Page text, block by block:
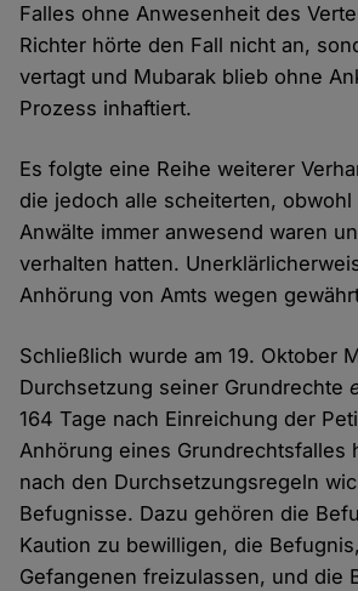
Falles ohne Anwesenheit des
Richter hörte den Fall nicht an,
vertagt und Mubarak blieb ohne
Prozess inhaftiert.
Es folgte eine Reihe weiterer
die jedoch alle scheiterten, obwohl
Anwälte immer anwesend waren
verhalten hatten.
Anhörung von Amts wegen
Schließlich wurde am 19. Oktober
Durchsetzung seiner Grundrechte
164 Tage nach Einreichung der
Anhörung eines Grundrechtsfalles
nach den Durchsetzungsregeln
Befugnisse. Dazu gehören die
Kaution zu bewilligen, die
Gefangenen freizulassen, und die